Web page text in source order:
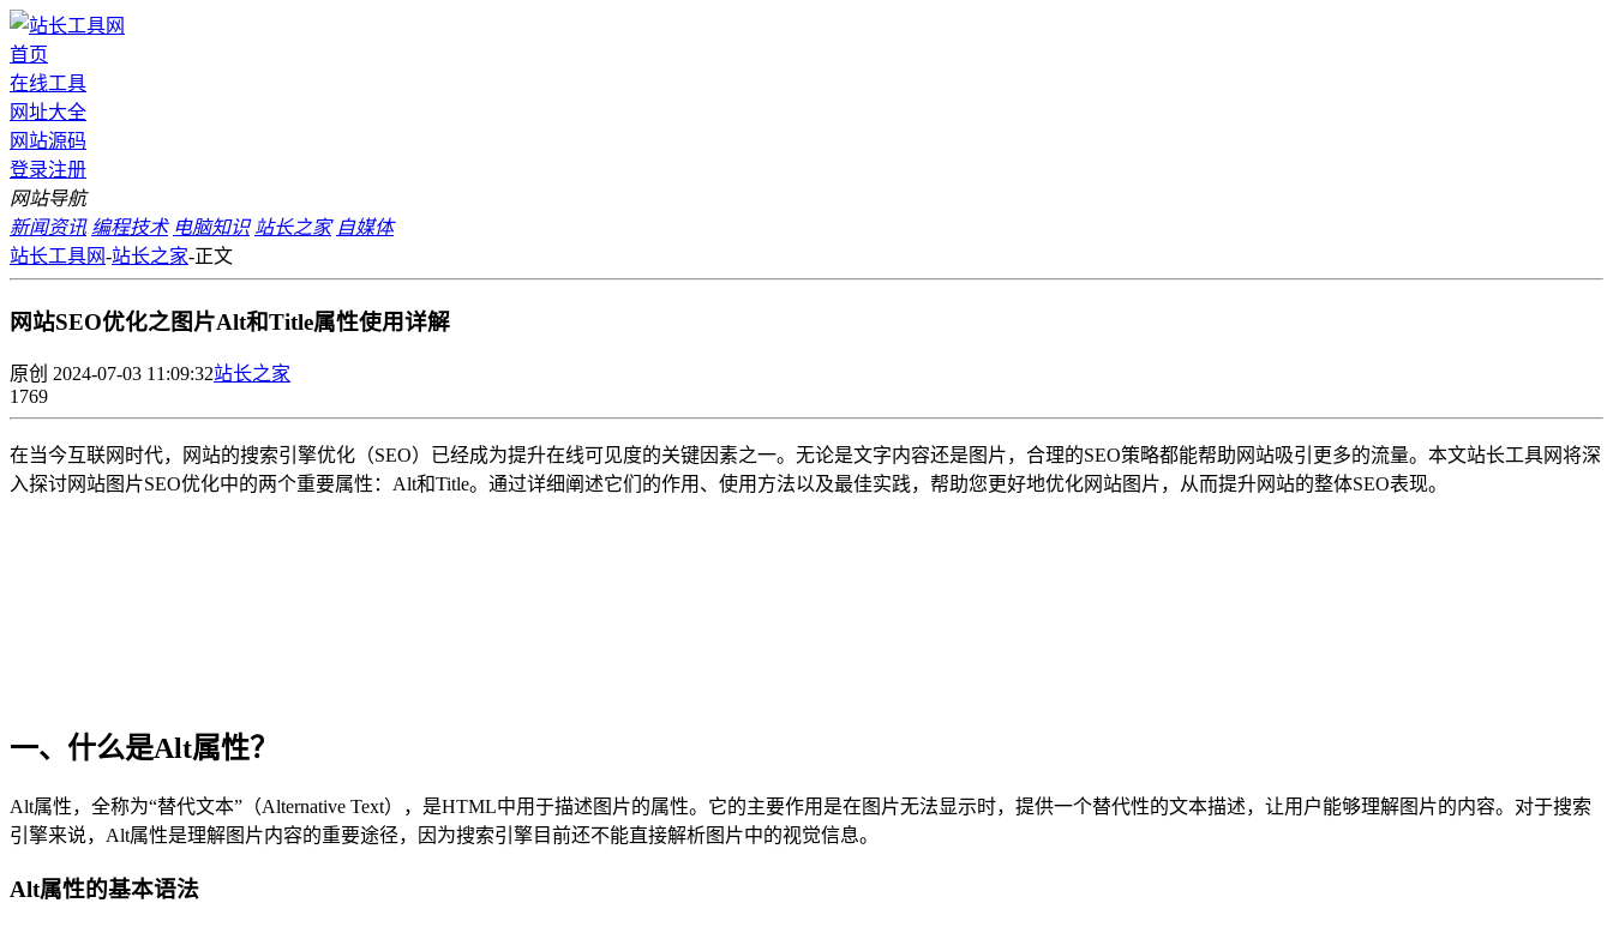
首页
在线工具
网址大全
网站源码
登录注册
网站导航
新闻资讯 编程技术 电脑知识 站长之家 自媒体
站长工具网-站长之家-正文
网站SEO优化之图片Alt和Title属性使用详解
原创 2024-07-03 11:09:32站长之家
1769
在当今互联网时代，网站的搜索引擎优化（SEO）已经成为提升在线可见度的关键因素之一。无论是文字内容还是图片，合理的SEO策略都能帮助网站吸引更多的流量。本文站长工具网将深
入探讨网站图片SEO优化中的两个重要属性：Alt和Title。通过详细阐述它们的作用、使用方法以及最佳实践，帮助您更好地优化网站图片，从而提升网站的整体SEO表现。
一、什么是Alt属性？
Alt属性，全称为“替代文本”（Alternative Text），是HTML中用于描述图片的属性。它的主要作用是在图片无法显示时，提供一个替代性的文本描述，让用户能够理解图片的内容。对于搜索
引擎来说，Alt属性是理解图片内容的重要途径，因为搜索引擎目前还不能直接解析图片中的视觉信息。
Alt属性的基本语法